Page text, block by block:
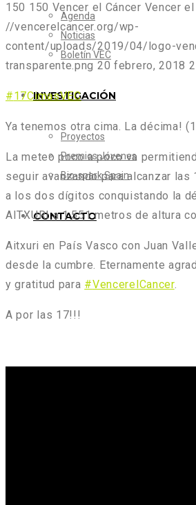
Agenda
Noticias
Boletín VEC
INVESTIGACIÓN
Proyectos
Premios Jóvenes
Bio-spark Spain
CONTACTO
150 150 Vencer el Cáncer Vencer
//vencerelcancer.org/wp-
content/uploads/2019/04/logo-
transparente.png 20 febrero, 2018
#17CimasVEC
Ya tenemos otra cima. La décima!
La meteo poco a poco va
seguir avanzando para alcanzar las
a los dos dígitos conquistando la
AITXURI a 1.551 metros de altura
Aitxuri en País Vasco conJuan
desde la cumbre. Eternamente
y gratitud para #VencerelCancer.
A por las 17!!!